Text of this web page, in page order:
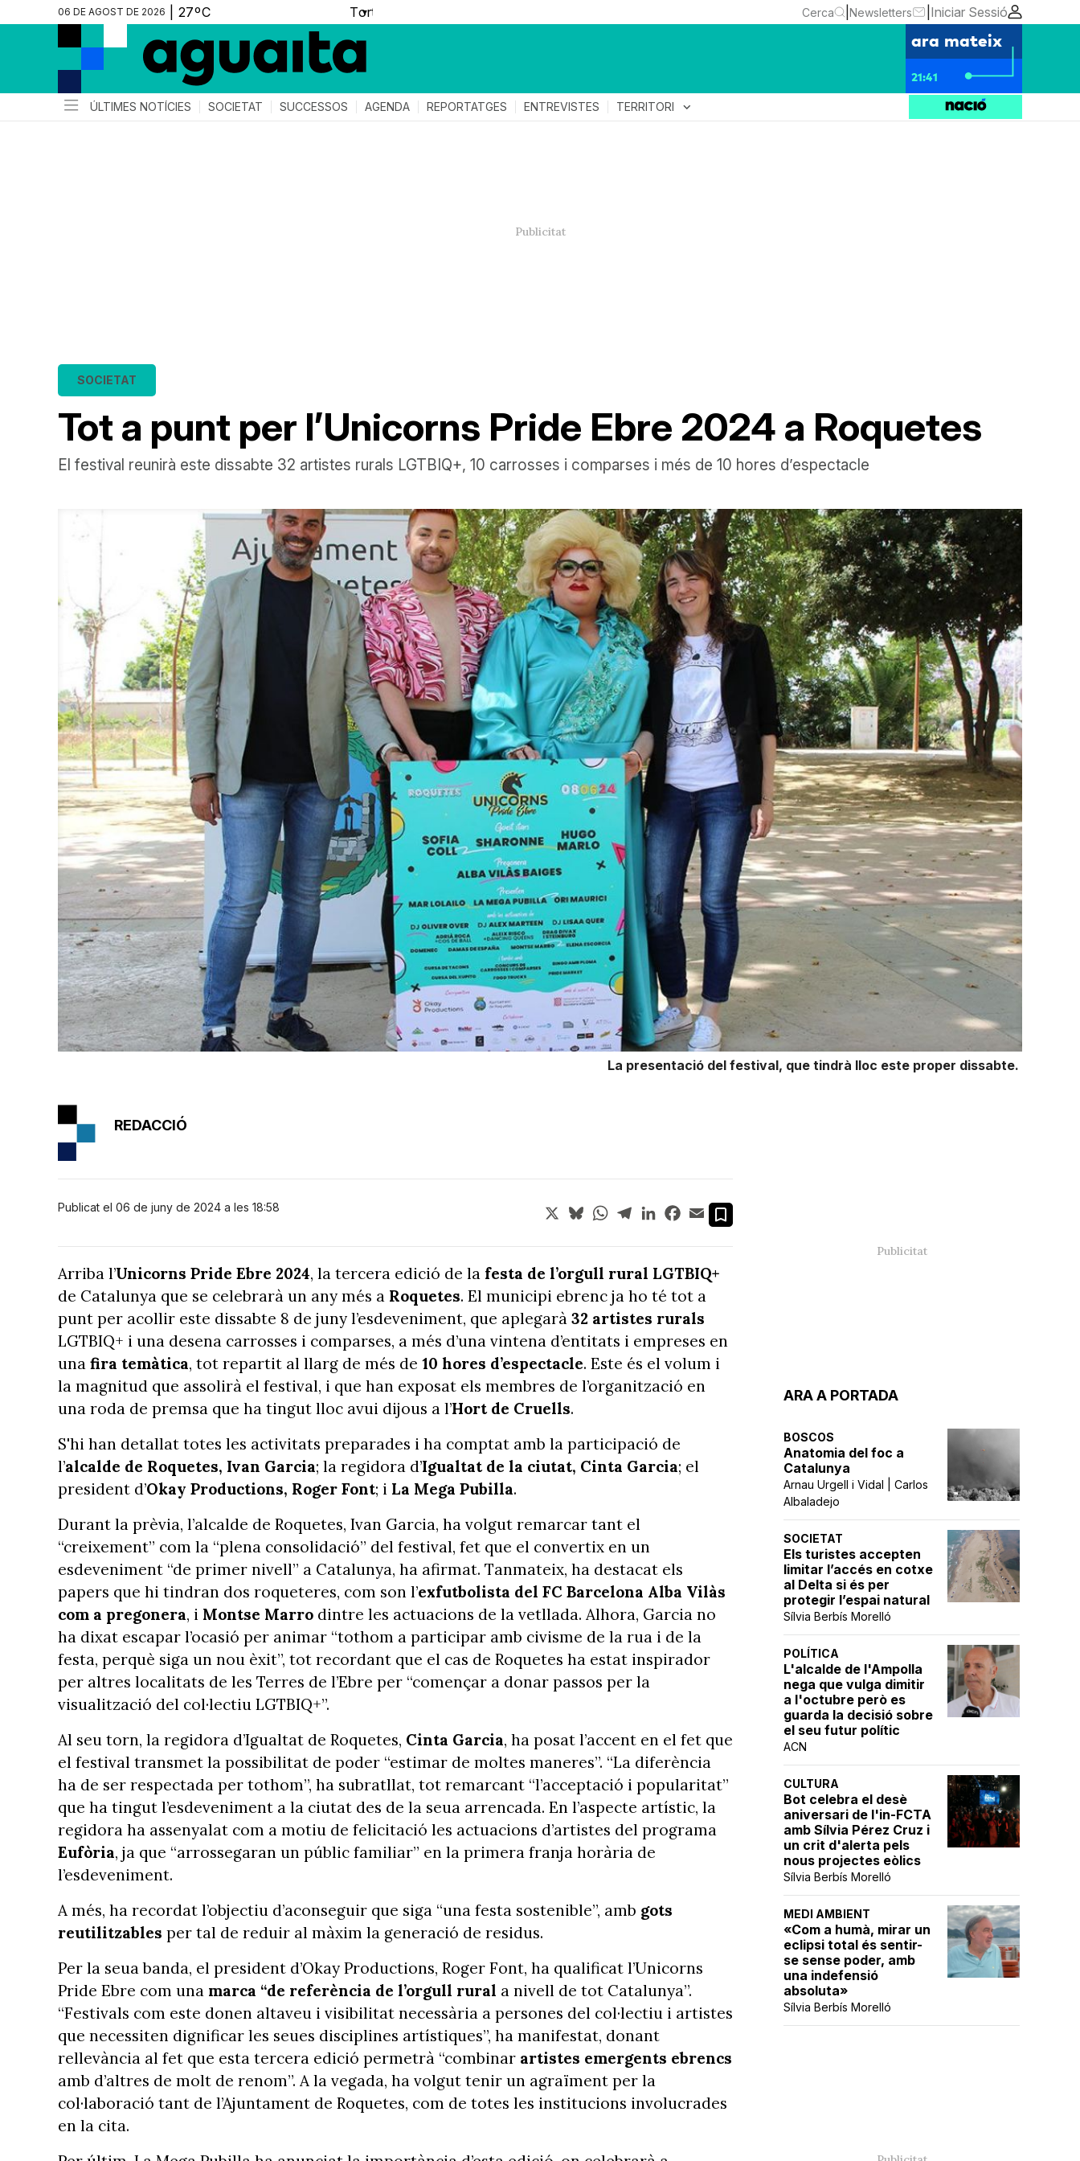
06 DE AGOST DE 2026 ▼ Cerca Newsletters Iniciar Sessió
ara mateix
21:41
ÚLTIMES NOTÍCIES SOCIETAT SUCCESSOS AGENDA REPORTATGES ENTREVISTES TERRITORI expand_more
Tot a punt per l’Unicorns Pride Ebre 2024 a Roquetes
SOCIETAT
El festival reunirà este dissabte 32 artistes rurals LGTBIQ+, 10 carrosses i comparses i més de 10 hores d’espectacle
La presentació del festival, que tindrà lloc este proper dissabte.
ARA A PORTADA
BOSCOS
Anatomia del foc a
Catalunya
Arnau Urgell i Vidal | Carlos
Albaladejo
SOCIETAT
Els turistes accepten
limitar l’accés en cotxe
al Delta si és per
protegir l’espai natural
Sílvia Berbís Morelló
POLÍTICA
L'alcalde de l'Ampolla
nega que vulga dimitir
a l'octubre però es
guarda la decisió sobre
el seu futur polític
ACN
CULTURA
Bot celebra el desè
aniversari de l'in-FCTA
amb Sílvia Pérez Cruz i
un crit d'alerta pels
nous projectes eòlics
Sílvia Berbís Morelló
MEDI AMBIENT
«Com a humà, mirar un
eclipsi total és sentir-
se sense poder, amb
una indefensió
absoluta»
Sílvia Berbís Morelló
REDACCIÓ
Publicat el 06 de juny de 2024 a les 18:58 X BlueskyWhatsApp
TelegramLinkedInFacebook
Email
Arriba l’Unicorns Pride Ebre 2024, la tercera edició de la festa de l’orgull rural LGTBIQ+
de Catalunya que se celebrarà un any més a Roquetes. El municipi ebrenc ja ho té tot a
punt per acollir este dissabte 8 de juny l’esdeveniment, que aplegarà 32 artistes rurals
LGTBIQ+ i una desena carrosses i comparses, a més d’una vintena d’entitats i empreses en
una fira temàtica, tot repartit al llarg de més de 10 hores d’espectacle. Este és el volum i
la magnitud que assolirà el festival, i que han exposat els membres de l’organització en
una roda de premsa que ha tingut lloc avui dijous a l’Hort de Cruells.
S'hi han detallat totes les activitats preparades i ha comptat amb la participació de
l’alcalde de Roquetes, Ivan Garcia; la regidora d’Igualtat de la ciutat, Cinta Garcia; el
president d’Okay Productions, Roger Font; i La Mega Pubilla.
Durant la prèvia, l’alcalde de Roquetes, Ivan Garcia, ha volgut remarcar tant el
“creixement” com la “plena consolidació” del festival, fet que el convertix en un
esdeveniment “de primer nivell” a Catalunya, ha afirmat. Tanmateix, ha destacat els
papers que hi tindran dos roqueteres, com son l’exfutbolista del FC Barcelona Alba Vilàs
com a pregonera, i Montse Marro dintre les actuacions de la vetllada. Alhora, Garcia no
ha dixat escapar l’ocasió per animar “tothom a participar amb civisme de la rua i de la
festa, perquè siga un nou èxit”, tot recordant que el cas de Roquetes ha estat inspirador
per altres localitats de les Terres de l’Ebre per “començar a donar passos per la
visualització del col·lectiu LGTBIQ+”.
Al seu torn, la regidora d’Igualtat de Roquetes, Cinta Garcia, ha posat l’accent en el fet que
el festival transmet la possibilitat de poder “estimar de moltes maneres”. “La diferència
ha de ser respectada per tothom”, ha subratllat, tot remarcant “l’acceptació i popularitat”
que ha tingut l’esdeveniment a la ciutat des de la seua arrencada. En l’aspecte artístic, la
regidora ha assenyalat com a motiu de felicitació les actuacions d’artistes del programa
Eufòria, ja que “arrossegaran un públic familiar” en la primera franja horària de
l’esdeveniment.
A més, ha recordat l’objectiu d’aconseguir que siga “una festa sostenible”, amb gots
reutilitzables per tal de reduir al màxim la generació de residus.
Per la seua banda, el president d’Okay Productions, Roger Font, ha qualificat l’Unicorns
Pride Ebre com una marca “de referència de l’orgull rural a nivell de tot Catalunya”.
“Festivals com este donen altaveu i visibilitat necessària a persones del col·lectiu i artistes
que necessiten dignificar les seues disciplines artístiques”, ha manifestat, donant
rellevància al fet que esta tercera edició permetrà “combinar artistes emergents ebrencs
amb d’altres de molt de renom”. A la vegada, ha volgut tenir un agraïment per la
col·laboració tant de l’Ajuntament de Roquetes, com de totes les institucions involucrades
en la cita.